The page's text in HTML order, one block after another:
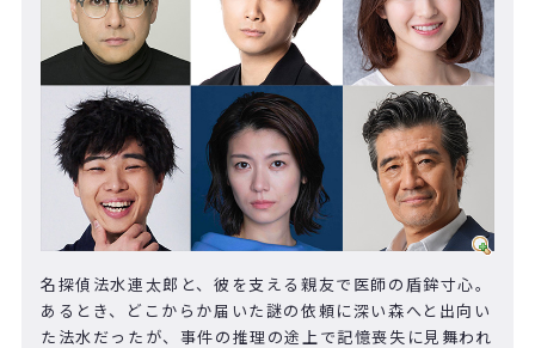
名探偵法水連太郎と、彼を支える親友で医師の盾鉾寸心。
あるとき、どこからか届いた謎の依頼に深い森へと出向い
た法水だったが、事件の推理の途上で記憶喪失に見舞われ